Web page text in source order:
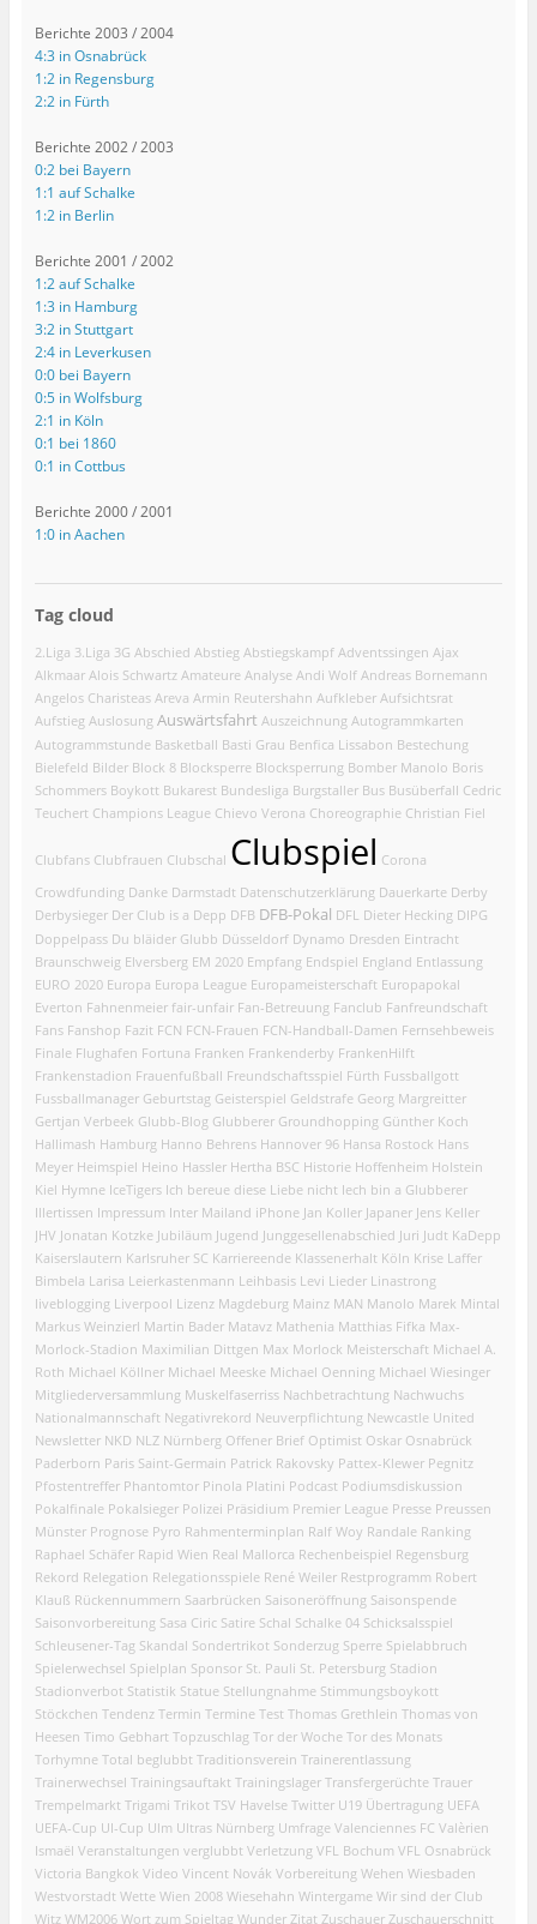
Berichte 2003 / 2004
4:3 in Osnabrück
1:2 in Regensburg
2:2 in Fürth
Berichte 2002 / 2003
0:2 bei Bayern
1:1 auf Schalke
1:2 in Berlin
Berichte 2001 / 2002
1:2 auf Schalke
1:3 in Hamburg
3:2 in Stuttgart
2:4 in Leverkusen
0:0 bei Bayern
0:5 in Wolfsburg
2:1 in Köln
0:1 bei 1860
0:1 in Cottbus
Berichte 2000 / 2001
1:0 in Aachen
Tag cloud
2.Liga 3.Liga 3G Abschied Abstieg Abstiegskampf Adventssingen Ajax
Alkmaar Alois Schwartz Amateure Analyse Andi Wolf Andreas Bornemann
Angelos Charisteas Areva Armin Reutershahn Aufkleber Aufsichtsrat
Aufstieg Auslosung Auswärtsfahrt Auszeichnung Autogrammkarten
Autogrammstunde Basketball Basti Grau Benfica Lissabon Bestechung
Bielefeld Bilder Block 8 Blocksperre Blocksperrung Bomber Manolo Boris
Schommers Boykott Bukarest Bundesliga Burgstaller Bus Busüberfall Cedric
Teuchert Champions League Chievo Verona Choreographie Christian Fiel
Clubfans Clubfrauen Clubschal Clubspiel Corona
Crowdfunding Danke Darmstadt Datenschutzerklärung Dauerkarte Derby
Derbysieger Der Club is a Depp DFB DFB-Pokal DFL Dieter Hecking DIPG
Doppelpass Du bläider Glubb Düsseldorf Dynamo Dresden Eintracht
Braunschweig Elversberg EM 2020 Empfang Endspiel England Entlassung
EURO 2020 Europa Europa League Europameisterschaft Europapokal
Everton Fahnenmeier fair-unfair Fan-Betreuung Fanclub Fanfreundschaft
Fans Fanshop Fazit FCN FCN-Frauen FCN-Handball-Damen Fernsehbeweis
Finale Flughafen Fortuna Franken Frankenderby FrankenHilft
Frankenstadion Frauenfußball Freundschaftsspiel Fürth Fussballgott
Fussballmanager Geburtstag Geisterspiel Geldstrafe Georg Margreitter
Gertjan Verbeek Glubb-Blog Glubberer Groundhopping Günther Koch
Hallimash Hamburg Hanno Behrens Hannover 96 Hansa Rostock Hans
Meyer Heimspiel Heino Hassler Hertha BSC Historie Hoffenheim Holstein
Kiel Hymne IceTigers Ich bereue diese Liebe nicht Iech bin a Glubberer
Illertissen Impressum Inter Mailand iPhone Jan Koller Japaner Jens Keller
JHV Jonatan Kotzke Jubiläum Jugend Junggesellenabschied Juri Judt KaDepp
Kaiserslautern Karlsruher SC Karriereende Klassenerhalt Köln Krise Laffer
Bimbela Larisa Leierkastenmann Leihbasis Levi Lieder Linastrong
liveblogging Liverpool Lizenz Magdeburg Mainz MAN Manolo Marek Mintal
Markus Weinzierl Martin Bader Matavz Mathenia Matthias Fifka Max-
Morlock-Stadion Maximilian Dittgen Max Morlock Meisterschaft Michael A.
Roth Michael Köllner Michael Meeske Michael Oenning Michael Wiesinger
Mitgliederversammlung Muskelfaserriss Nachbetrachtung Nachwuchs
Nationalmannschaft Negativrekord Neuverpflichtung Newcastle United
Newsletter NKD NLZ Nürnberg Offener Brief Optimist Oskar Osnabrück
Paderborn Paris Saint-Germain Patrick Rakovsky Pattex-Klewer Pegnitz
Pfostentreffer Phantomtor Pinola Platini Podcast Podiumsdiskussion
Pokalfinale Pokalsieger Polizei Präsidium Premier League Presse Preussen
Münster Prognose Pyro Rahmenterminplan Ralf Woy Randale Ranking
Raphael Schäfer Rapid Wien Real Mallorca Rechenbeispiel Regensburg
Rekord Relegation Relegationsspiele René Weiler Restprogramm Robert
Klauß Rückennummern Saarbrücken Saisoneröffnung Saisonspende
Saisonvorbereitung Sasa Ciric Satire Schal Schalke 04 Schicksalsspiel
Schleusener-Tag Skandal Sondertrikot Sonderzug Sperre Spielabbruch
Spielerwechsel Spielplan Sponsor St. Pauli St. Petersburg Stadion
Stadionverbot Statistik Statue Stellungnahme Stimmungsboykott
Stöckchen Tendenz Termin Termine Test Thomas Grethlein Thomas von
Heesen Timo Gebhart Topzuschlag Tor der Woche Tor des Monats
Torhymne Total beglubbt Traditionsverein Trainerentlassung
Trainerwechsel Trainingsauftakt Trainingslager Transfergerüchte Trauer
Trempelmarkt Trigami Trikot TSV Havelse Twitter U19 Übertragung UEFA
UEFA-Cup UI-Cup Ulm Ultras Nürnberg Umfrage Valenciennes FC Valèrien
Ismaël Veranstaltungen verglubbt Verletzung VFL Bochum VFL Osnabrück
Victoria Bangkok Video Vincent Novák Vorbereitung Wehen Wiesbaden
Westvorstadt Wette Wien 2008 Wiesehahn Wintergame Wir sind der Club
Witz WM2006 Wort zum Spieltag Wunder Zitat Zuschauer Zuschauerschnitt